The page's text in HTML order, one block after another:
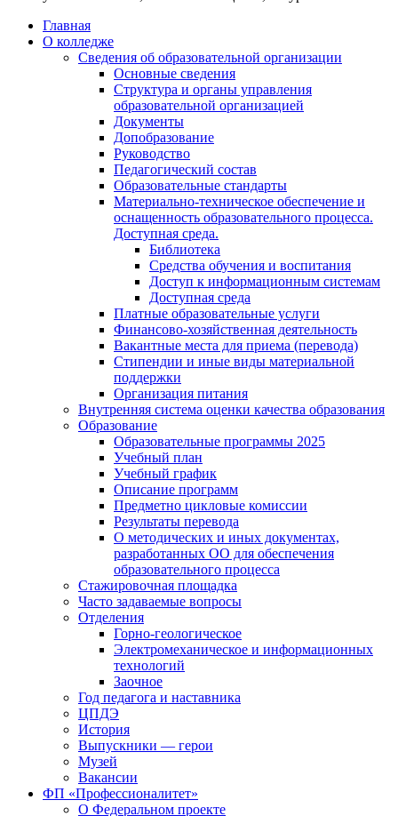
Главная
О колледже
Сведения об образовательной организации
Основные сведения
Структура и органы управления
образовательной организацией
Документы
Допобразование
Руководство
Педагогический состав
Образовательные стандарты
Материально-техническое обеспечение и
оснащенность образовательного процесса.
Доступная среда.
Библиотека
Средства обучения и воспитания
Доступ к информационным системам
Доступная среда
Платные образовательные услуги
Финансово-хозяйственная деятельность
Вакантные места для приема (перевода)
Стипендии и иные виды материальной
поддержки
Организация питания
Внутренняя система оценки качества образования
Образование
Образовательные программы 2025
Учебный план
Учебный график
Описание программ
Предметно цикловые комиссии
Результаты перевода
О методических и иных документах,
разработанных ОО для обеспечения
образовательного процесса
Стажировочная площадка
Часто задаваемые вопросы
Отделения
Горно-геологическое
Электромеханическое и информационных
технологий
Заочное
Год педагога и наставника
ЦПДЭ
История
Выпускники — герои
Музей
Вакансии
ФП «Профессионалитет»
О Федеральном проекте